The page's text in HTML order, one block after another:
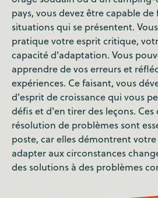
pays, vous devez être capable
situations qui se présentent.
pratique votre esprit critique,
capacité d'adaptation. Vous
apprendre de vos erreurs et
expériences. Ce faisant, vous
d'esprit de croissance qui vous
défis et d'en tirer des leçons.
résolution de problèmes sont
poste, car elles démontrent
adapter aux circonstances
des solutions à des problèmes